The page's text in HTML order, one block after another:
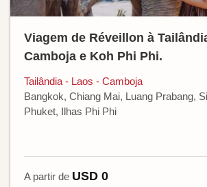
Viagem de Réveillon à
Camboja e Koh Phi Phi.
Tailândia - Laos - Camboja
Bangkok, Chiang Mai, Luang Prabang,
Phuket, Ilhas Phi Phi
A partir de USD 0